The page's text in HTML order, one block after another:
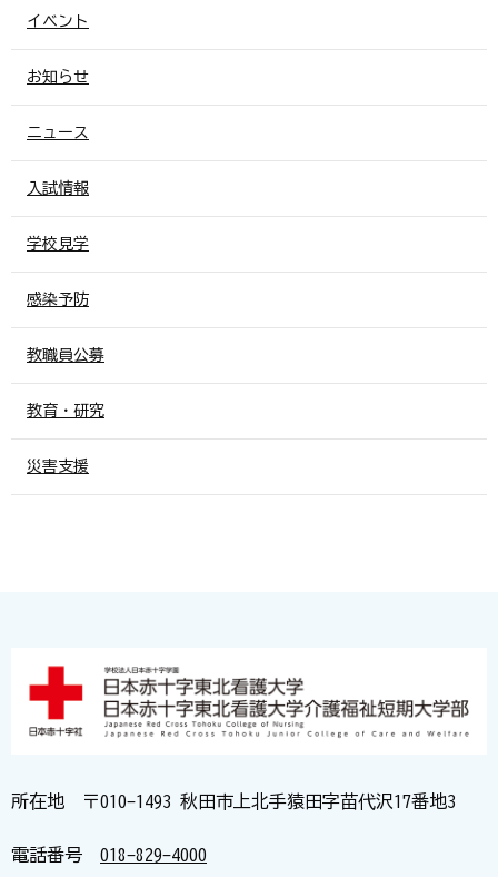
イベント
お知らせ
ニュース
入試情報
学校見学
感染予防
教職員公募
教育・研究
災害支援
所在地 〒010-1493 秋田市上北手猿田字苗代沢17番地3
電話番号 018-829-4000